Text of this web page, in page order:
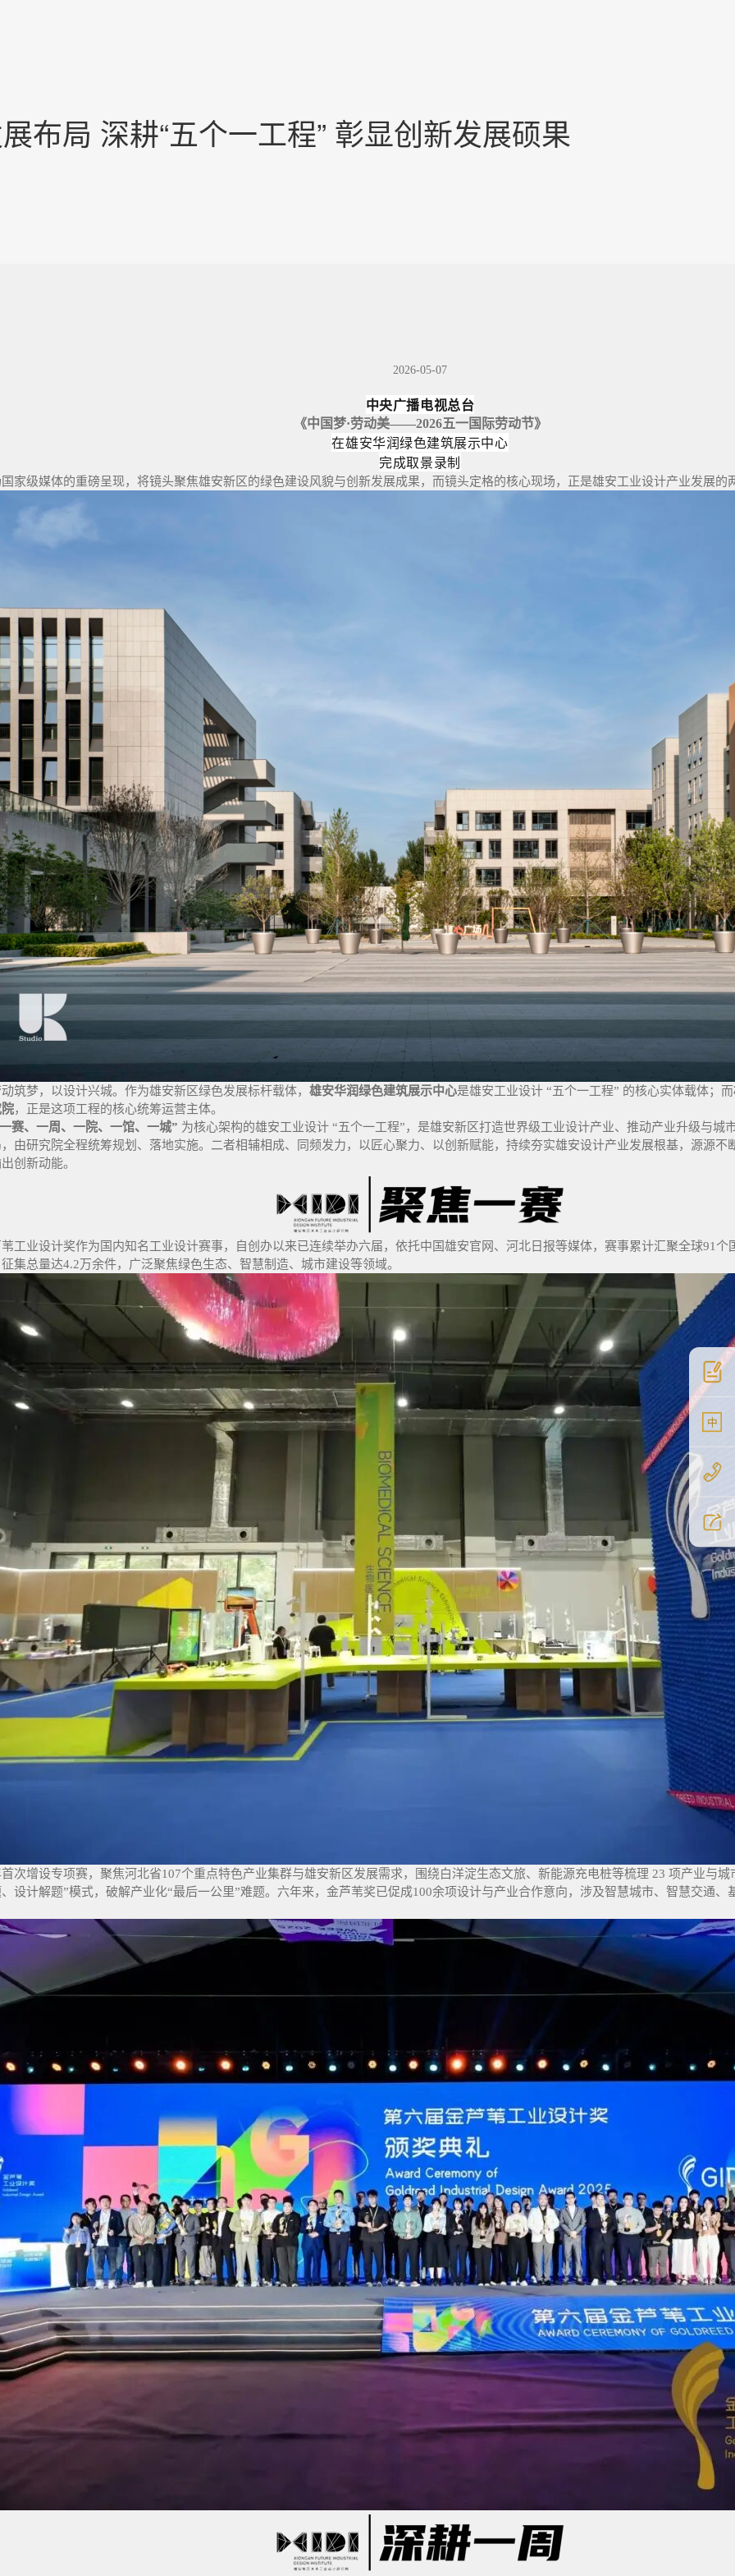
布局 深耕“五个一工程” 彰显创新发展硕果
2026-05-07
中央广播电视总台
《中国梦·劳动美——2026五一国际劳动节》
在雄安华润绿色建筑展示中心
完成取景录制
家级媒体的重磅呈现，将镜头聚焦雄安新区的绿色建设风貌与创新发展成果，而镜头定格的核心现场，正是雄安工业设计产业发展的
筑梦，以设计兴城。 作为雄安新区绿色发展标杆载体， 雄安华润绿色建筑展示中心是雄安工业设计 “五个一工程” 的核心实体载体；而
，正是这项工程的核心统筹运营主体。
赛、一周、一院、一馆、一城” 为核心架构的雄安工业设计 “五个一工程”，是雄安新区打造世界级工业设计产业、推动产业升级与城
由研究院全程统筹规划、落地实施。二者相辅相成、同频发力，以匠心聚力、以创新赋能，持续夯实雄安设计产业发展根基，源源不
创新动能。
工业设计奖作为国内知名工业设计赛事，自创办以来已连续举办六届，依托中国雄安官网、河北日报等媒体，赛事累计汇聚全球91个
集总量达4.2万余件，广泛聚焦绿色生态、智慧制造、城市建设等领域。
次增设专项赛，聚焦河北省107个重点特色产业集群与雄安新区发展需求，围绕白洋淀生态文旅、新能源充电桩等梳理 23 项产业与城
设计解题”模式，破解产业化“最后一公里”难题。六年来，金芦苇奖已促成100余项设计与产业合作意向，涉及智慧城市、智慧交通、
中